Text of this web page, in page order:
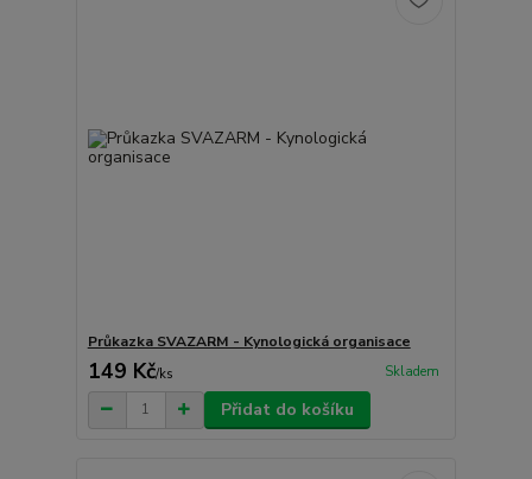
Průkazka SVAZARM - Kynologická organisace
149 Kč/ks Skladem
Přidat do košíku